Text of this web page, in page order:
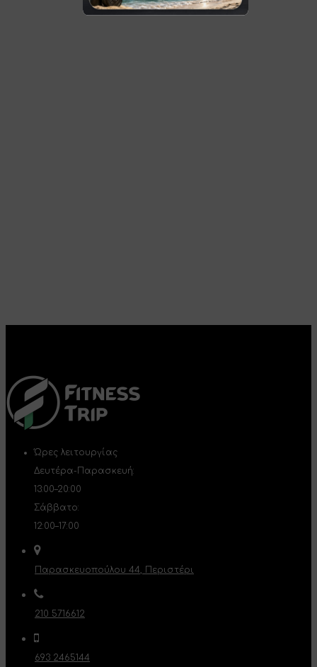
Ώρες λειτουργίας
Δευτέρα-Παρασκευή:
13:00–20:00
Σάββατο:
12:00–17:00
Παρασκευοπούλου 44, Περιστέρι
210 5716612
693 2465144